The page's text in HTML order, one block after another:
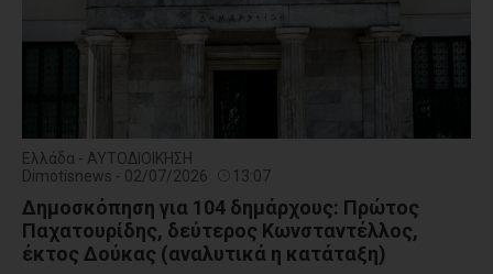
Ελλάδα - ΑΥΤΟΔΙΟΙΚΗΣΗ
Dimotisnews - 02/07/2026
13:07
Δημοσκόπηση για 104 δημάρχους: Πρώτος
Παχατουρίδης, δεύτερος Κωνσταντέλλος,
έκτος Δούκας (αναλυτικά η κατάταξη)